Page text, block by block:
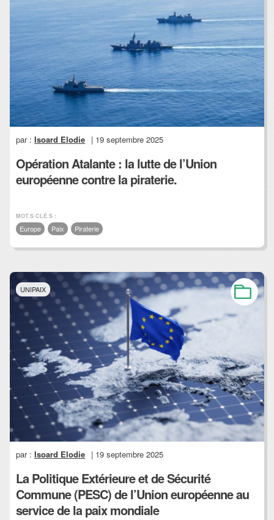
par :Isoard Elodie | 19 septembre 2025
Opération Atalante : la lutte de l’Union
européenne contre la piraterie.
MOT.S CLÉ.S :
Europe Paix Piraterie
UNIPAIX
par :Isoard Elodie | 19 septembre 2025
La Politique Extérieure et de Sécurité
Commune (PESC) de l’Union européenne au
service de la paix mondiale